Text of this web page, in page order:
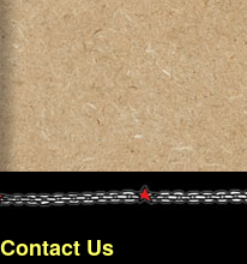
Contact Us